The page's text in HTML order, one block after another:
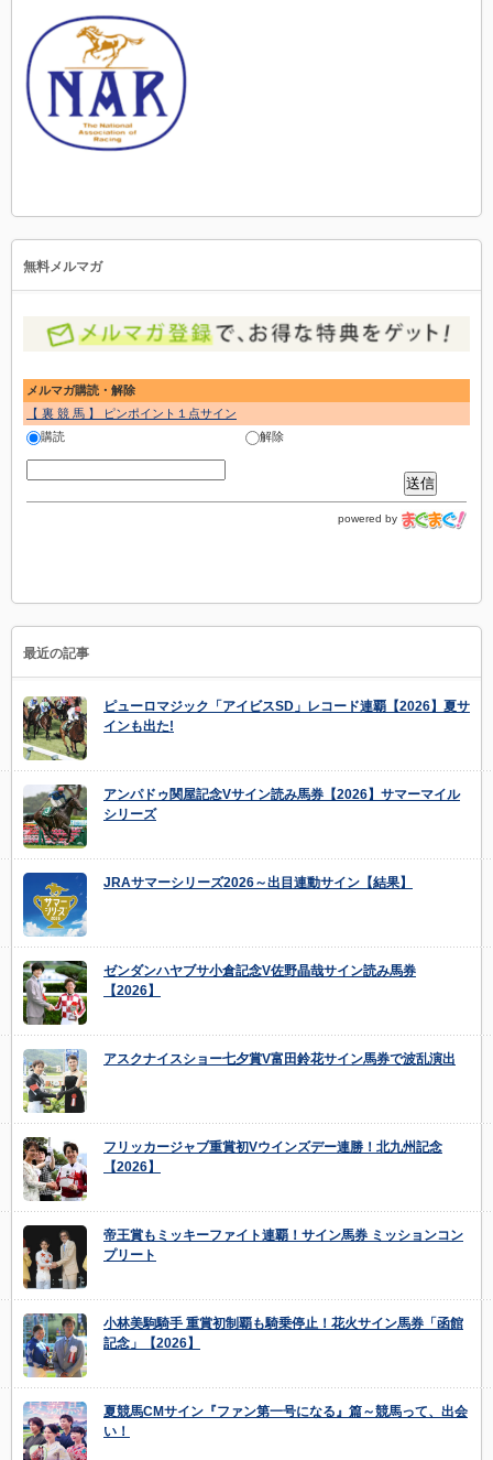
無料メルマガ
メルマガ購読・解除
【 裏 競 馬 】 ピンポイント１点サイン
購読
解除
powered by
最近の記事
ピューロマジック「アイビスSD」レコード連覇【2026】夏サ
インも出た!
アンパドゥ関屋記念Vサイン読み馬券【2026】サマーマイル
シリーズ
JRAサマーシリーズ2026～出目連動サイン【結果】
ゼンダンハヤブサ小倉記念V佐野晶哉サイン読み馬券
【2026】
アスクナイスショー七夕賞V富田鈴花サイン馬券で波乱演出
フリッカージャブ重賞初Vウインズデー連勝！北九州記念
【2026】
帝王賞もミッキーファイト連覇！サイン馬券 ミッションコン
プリート
小林美駒騎手 重賞初制覇も騎乗停止！花火サイン馬券「函館
記念」【2026】
夏競馬CMサイン『ファン第一号になる』篇～競馬って、出会
い！